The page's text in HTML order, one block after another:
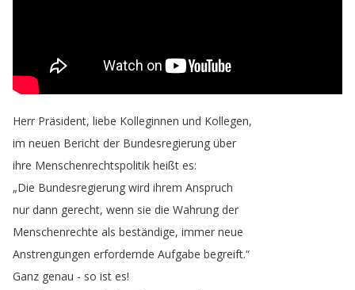
Herr Präsident, liebe Kolleginnen und Kollegen,
im neuen Bericht der Bundesregierung über
ihre Menschenrechtspolitik heißt es:
„Die Bundesregierung wird ihrem Anspruch
nur dann gerecht, wenn sie die Wahrung der
Menschenrechte als beständige, immer neue
Anstrengungen erfordernde Aufgabe begreift.“
Ganz genau - so ist es!